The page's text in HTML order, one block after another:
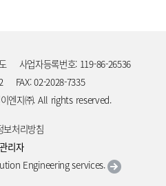
사업자등록번호: 119-86-26536
FAX: 02-2028-7335
엔지㈜. All rights reserved.
보처리방침
관리자
Engineering services.